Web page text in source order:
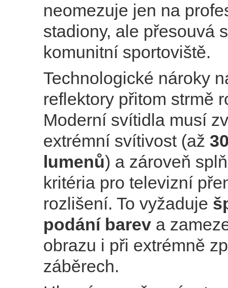
neomezuje jen na
stadiony, ale přesouvá
komunitní sportoviště.
Technologické nároky
reflektory přitom strmě
Moderní svítidla musí
extrémní svítivost (až
lumenů) a zároveň
kritéria pro televizní
rozlišení. To vyžaduje
podání barev a
obrazu i při extrémně
záběrech.